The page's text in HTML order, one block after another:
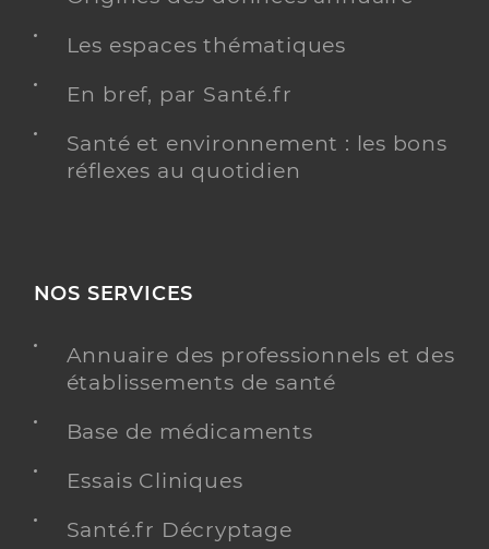
Les espaces thématiques
En bref, par Santé.fr
Santé et environnement : les bons
réflexes au quotidien
NOS SERVICES
Annuaire des professionnels et des
établissements de santé
Base de médicaments
Essais Cliniques
Santé.fr Décryptage